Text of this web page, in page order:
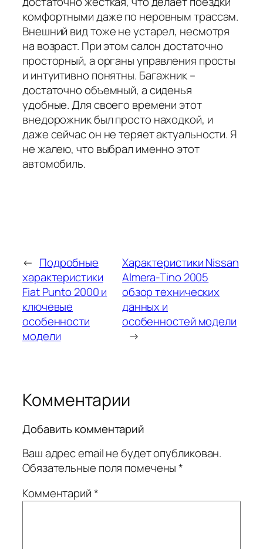
комфортными даже по неровным трассам.
Внешний вид тоже не устарел, несмотря
на возраст. При этом салон достаточно
просторный, а органы управления просты
и интуитивно понятны. Багажник –
достаточно объемный, а сиденья
удобные. Для своего времени этот
внедорожник был просто находкой, и
даже сейчас он не теряет актуальности. Я
не жалею, что выбрал именно этот
автомобиль.
← Подробные
характеристики
Fiat Punto 2000 и
ключевые
особенности
модели
Характеристики Nissan
Almera-Tino 2005
обзор технических
данных и
особенностей модели
→
Комментарии
Добавить комментарий
Ваш адрес email не будет опубликован.
Обязательные поля помечены*
Комментарий*